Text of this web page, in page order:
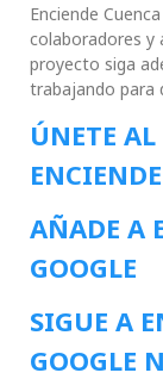
Enciende
colaboradores y
proyecto siga
trabajando para
ÚNETE
AÑADE A
GOOGLE
SIGUE A
GOOGLE